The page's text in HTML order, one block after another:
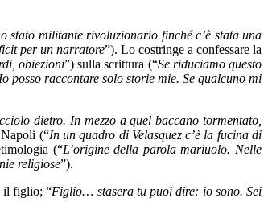
stato militante rivoluzionario finché c’è stata una
per un narratore”). Lo costringe a confessare la
obiezioni”) sulla scrittura (“Se riduciamo questo
posso raccontare solo storie mie. Se qualcuno mi
dietro. In mezzo a quel baccano tormentato,
(“In un quadro di Velasquez c’è la fucina di
(“L’origine della parola mariuolo. Nelle
religiose”).
il figlio; “Figlio… stasera tu puoi dire: io sono. Sei